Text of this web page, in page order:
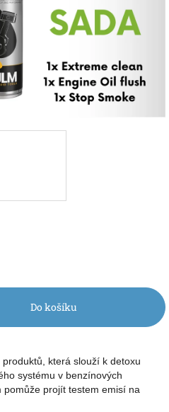
Do košíku
která slouží k detoxu
systému v benzínových
pomůže projít testem emisí na